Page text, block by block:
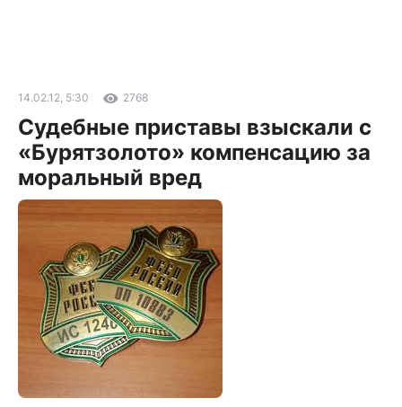
14.02.12, 5:30 2768
Судебные приставы взыскали с
«Бурятзолото» компенсацию за
моральный вред